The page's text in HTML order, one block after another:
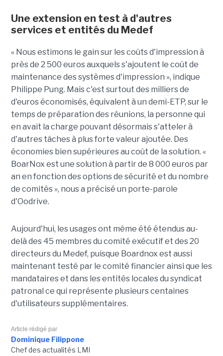
Une extension en test à d'autres
services et entités du Medef
« Nous estimons le gain sur les coûts d'impression à
près de 2 500 euros auxquels s'ajoutent le coût de
maintenance des systèmes d'impression », indique
Philippe Pung. Mais c'est surtout des milliers de
d'euros économisés, équivalent à un demi-ETP, sur le
temps de préparation des réunions, la personne qui
en avait la charge pouvant désormais s'atteler à
d'autres tâches à plus forte valeur ajoutée. Des
économies bien supérieures au coût de la solution. «
BoarNox est une solution à partir de 8 000 euros par
an en fonction des options de sécurité et du nombre
de comités », nous a précisé un porte-parole
d'Oodrive.
Aujourd'hui, les usages ont même été étendus au-
delà des 45 membres du comité exécutif et des 20
directeurs du Medef, puisque Boardnox est aussi
maintenant testé par le comité financier ainsi que les
mandataires et dans les entités locales du syndicat
patronal ce qui représente plusieurs centaines
d'utilisateurs supplémentaires.
Article rédigé par
Dominique Filippone
Chef des actualités LMI